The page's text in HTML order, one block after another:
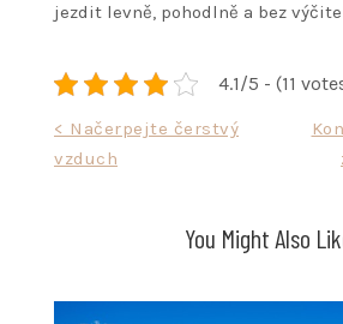
jezdit levně, pohodlně a bez
4.1/5 - (11
Navigace< Načerpejte čerstvý
vzduch
You Might Also